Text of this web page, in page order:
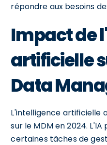
répondre aux besoins
Impact de
artificielle
Data
L'intelligence artificielle
sur le MDM en 2024.
certaines tâches de